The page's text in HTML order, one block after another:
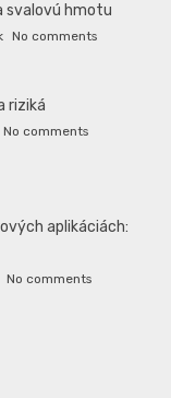
svalovú hmotu
No comments
riziká
No comments
aplikáciách:
No comments